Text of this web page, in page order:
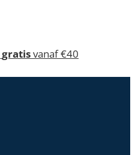
gratisvanaf €40